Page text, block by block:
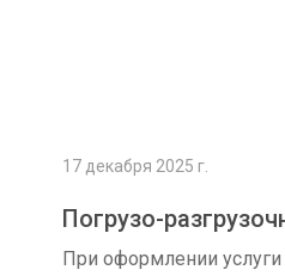
17 декабря 2025 г.
Погрузо-
При оформлении услуги